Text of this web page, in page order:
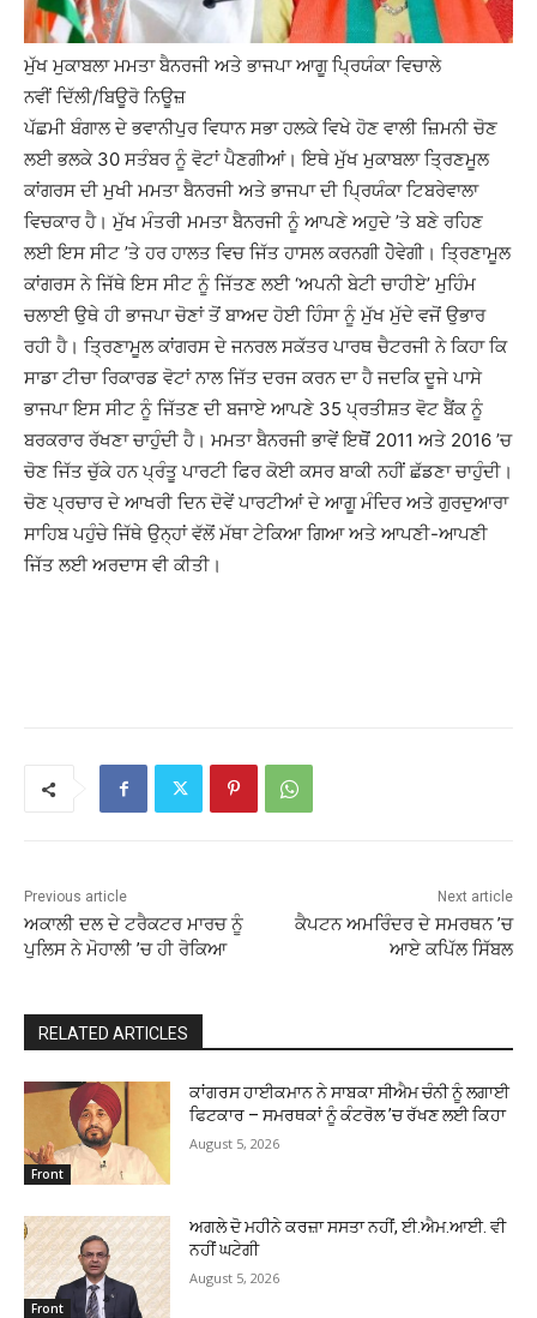
ਮੁੱਖ ਮੁਕਾਬਲਾ ਮਮਤਾ ਬੈਨਰਜੀ ਅਤੇ ਭਾਜਪਾ ਆਗੂ ਪਿ੍ਰਯੰਕਾ ਵਿਚਾਲੇ
ਨਵੀਂ ਦਿੱਲੀ/ਬਿਊਰੋ ਨਿਊਜ਼
ਪੱਛਮੀ ਬੰਗਾਲ ਦੇ ਭਵਾਨੀਪੁਰ ਵਿਧਾਨ ਸਭਾ ਹਲਕੇ ਵਿਖੇ ਹੋਣ ਵਾਲੀ ਜ਼ਿਮਨੀ ਚੋਣ
ਲਈ ਭਲਕੇ 30 ਸਤੰਬਰ ਨੂੰ ਵੋਟਾਂ ਪੈਣਗੀਆਂ। ਇਥੇ ਮੁੱਖ ਮੁਕਾਬਲਾ ਤਿ੍ਰਣਮੂਲ
ਕਾਂਗਰਸ ਦੀ ਮੁਖੀ ਮਮਤਾ ਬੈਨਰਜੀ ਅਤੇ ਭਾਜਪਾ ਦੀ ਪਿ੍ਰਯੰਕਾ ਟਿਬਰੇਵਾਲਾ
ਵਿਚਕਾਰ ਹੈ। ਮੁੱਖ ਮੰਤਰੀ ਮਮਤਾ ਬੈਨਰਜੀ ਨੂੰ ਆਪਣੇ ਅਹੁਦੇ ’ਤੇ ਬਣੇ ਰਹਿਣ
ਲਈ ਇਸ ਸੀਟ ’ਤੇ ਹਰ ਹਾਲਤ ਵਿਚ ਜਿੱਤ ਹਾਸਲ ਕਰਨਗੀ ਹੋੇਵੇਗੀ। ਤਿ੍ਰਣਾਮੂਲ
ਕਾਂਗਰਸ ਨੇ ਜਿੱਥੇ ਇਸ ਸੀਟ ਨੂੰ ਜਿੱਤਣ ਲਈ ‘ਅਪਨੀ ਬੇਟੀ ਚਾਹੀਏ’ ਮੁਹਿੰਮ
ਚਲਾਈ ਉਥੇ ਹੀ ਭਾਜਪਾ ਚੋਣਾਂ ਤੋਂ ਬਾਅਦ ਹੋਈ ਹਿੰਸਾ ਨੂੰ ਮੁੱਖ ਮੁੱਦੇ ਵਜੋਂ ਉਭਾਰ
ਰਹੀ ਹੈ। ਤਿ੍ਰਣਾਮੂਲ ਕਾਂਗਰਸ ਦੇ ਜਨਰਲ ਸਕੱਤਰ ਪਾਰਥ ਚੈਟਰਜੀ ਨੇ ਕਿਹਾ ਕਿ
ਸਾਡਾ ਟੀਚਾ ਰਿਕਾਰਡ ਵੋਟਾਂ ਨਾਲ ਜਿੱਤ ਦਰਜ ਕਰਨ ਦਾ ਹੈ ਜਦਕਿ ਦੂਜੇ ਪਾਸੇ
ਭਾਜਪਾ ਇਸ ਸੀਟ ਨੂੰ ਜਿੱਤਣ ਦੀ ਬਜਾਏ ਆਪਣੇ 35 ਪ੍ਰਤੀਸ਼ਤ ਵੋਟ ਬੈਂਕ ਨੂੰ
ਬਰਕਰਾਰ ਰੱਖਣਾ ਚਾਹੁੰਦੀ ਹੈ। ਮਮਤਾ ਬੈਨਰਜੀ ਭਾਵੇਂ ਇਥੋੋਂ 2011 ਅਤੇ 2016 ’ਚ
ਚੋਣ ਜਿੱਤ ਚੁੱਕੇ ਹਨ ਪ੍ਰੰਤੂ ਪਾਰਟੀ ਫਿਰ ਕੋਈ ਕਸਰ ਬਾਕੀ ਨਹੀਂ ਛੱਡਣਾ ਚਾਹੁੰਦੀ।
ਚੋਣ ਪ੍ਰਚਾਰ ਦੇ ਆਖਰੀ ਦਿਨ ਦੋਵੇਂ ਪਾਰਟੀਆਂ ਦੇ ਆਗੂ ਮੰਦਿਰ ਅਤੇ ਗੁਰਦੁਆਰਾ
ਸਾਹਿਬ ਪਹੁੰਚੇ ਜਿੱਥੇ ਉਨ੍ਹਾਂ ਵੱਲੋਂ ਮੱਥਾ ਟੇਕਿਆ ਗਿਆ ਅਤੇ ਆਪਣੀ-ਆਪਣੀ
ਜਿੱਤ ਲਈ ਅਰਦਾਸ ਵੀ ਕੀਤੀ।
Previous article
ਅਕਾਲੀ ਦਲ ਦੇ ਟਰੈਕਟਰ ਮਾਰਚ ਨੂੰ
ਪੁਲਿਸ ਨੇ ਮੋਹਾਲੀ ’ਚ ਹੀ ਰੋਕਿਆ
Next article
ਕੈਪਟਨ ਅਮਰਿੰਦਰ ਦੇ ਸਮਰਥਨ ’ਚ
ਆਏ ਕਪਿੱਲ ਸਿੱਬਲ
RELATED ARTICLES
Front
ਕਾਂਗਰਸ ਹਾਈਕਮਾਨ ਨੇ ਸਾਬਕਾ ਸੀਐਮ ਚੰਨੀ ਨੂੰ ਲਗਾਈ
ਫਿਟਕਾਰ – ਸਮਰਥਕਾਂ ਨੂੰ ਕੰਟਰੋਲ ’ਚ ਰੱਖਣ ਲਈ ਕਿਹਾ
August 5, 2026
Front
ਅਗਲੇ ਦੋ ਮਹੀਨੇ ਕਰਜ਼ਾ ਸਸਤਾ ਨਹੀਂ, ਈ.ਐਮ.ਆਈ. ਵੀ
ਨਹੀਂ ਘਟੇਗੀ
August 5, 2026